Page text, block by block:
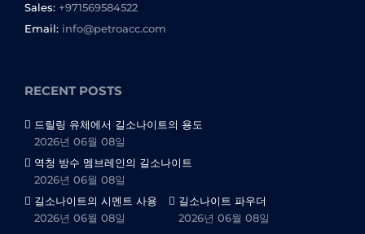
Sales: +971569584522
Email: info@petroacc.com
RECENT POSTS
드릴링 유체에서 길소나이트의 용도
2026년 06월 08일
역청 방수 멤브레인의 길소나이트
2026년 06월 08일
길소나이트의 시멘트 사용
2026년 06월 08일
길소나이트 파우더
2026년 06월 08일